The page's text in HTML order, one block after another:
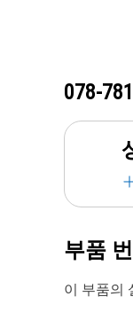
078-
부품
이 부품의